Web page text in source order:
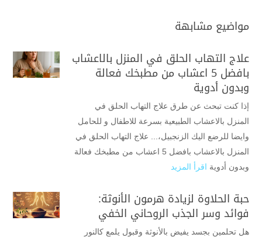
مواضيع مشابهة
علاج التهاب الحلق في المنزل بالاعشاب
بافضل 5 اعشاب من مطبخك فعالة
وبدون أدوية
إذا كنت تبحث عن طرق علاج التهاب الحلق في
المنزل بالاعشاب الطبيعية بسرعة للاطفال و للحامل
وايضا للرضع اليك الزنجبيل،... علاج التهاب الحلق في
المنزل بالاعشاب بافضل 5 اعشاب من مطبخك فعالة
وبدون أدوية اقرأ المزيد
حبة الحلاوة لزيادة هرمون الأنوثة:
فوائد وسر الجذب الروحاني الخفي
هل تحلمين بجسد يفيض بالأنوثة وقبول يلمع كالنور